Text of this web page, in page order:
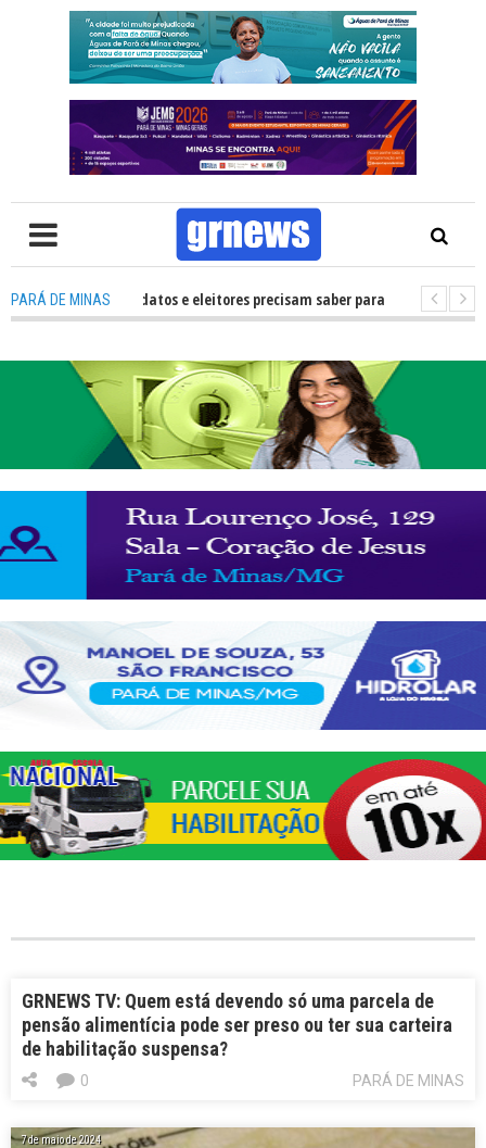
PARÁ DE MINAS
TV: O que candidatos e eleitores precisam saber para não ter problemas
GRNEWS TV: Quem está devendo só uma parcela de
pensão alimentícia pode ser preso ou ter sua carteira
de habilitação suspensa?
PARÁ DE MINAS
0
7 de maio de 2024